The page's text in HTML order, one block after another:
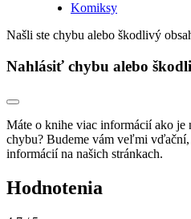
Komiksy
Našli ste chybu alebo škodlivý
Nahlásiť chybu alebo
Máte o knihe viac informácií ako je
chybu? Budeme vám veľmi
informácií na našich stránkach.
Hodnotenia